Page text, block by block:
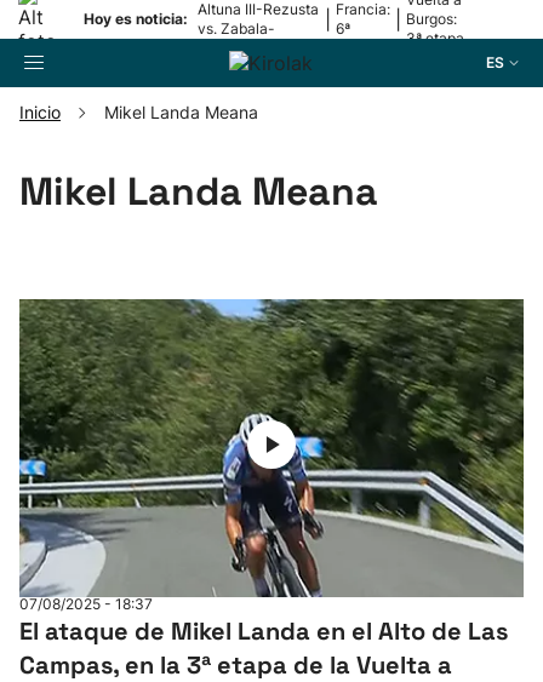
Hoy es noticia:
Altuna III-Rezusta
vs. Zabala-
Zabaleta
Francia:
6ª
Burgos:
3ª etapa
ES
Pelota
Remo
Baloncesto
Ciclismo
Herri-kirolak
Balonmano
Inicio Mikel Landa Meana
Mikel Landa Meana
07/08/2025 - 18:37
El ataque de Mikel Landa en el Alto de Las
Campas, en la 3ª etapa de la Vuelta a